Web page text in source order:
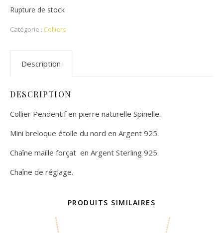
Rupture de stock
Catégorie : Colliers
Description
DESCRIPTION
Collier Pendentif en pierre naturelle Spinelle.
Mini breloque étoile du nord en Argent 925.
Chaîne maille forçat en Argent Sterling 925.
Chaîne de réglage.
PRODUITS SIMILAIRES